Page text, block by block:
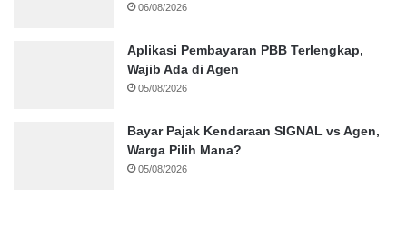
06/08/2026
Aplikasi Pembayaran PBB Terlengkap,
Wajib Ada di Agen
05/08/2026
Bayar Pajak Kendaraan SIGNAL vs Agen,
Warga Pilih Mana?
05/08/2026